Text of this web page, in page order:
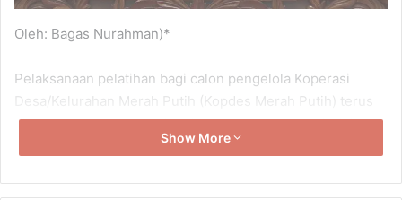
Oleh: Bagas Nurahman)*
Pelaksanaan pelatihan bagi calon pengelola Koperasi
Desa/Kelurahan Merah Putih (Kopdes Merah Putih) terus
disusun secara proporsional dengan tugas manajerial yang
akan dijalankan di desa. Materi pembelajaran difokuskan
Show More